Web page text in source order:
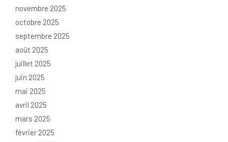
novembre 2025
octobre 2025
septembre 2025
août 2025
juillet 2025
juin 2025
mai 2025
avril 2025
mars 2025
février 2025